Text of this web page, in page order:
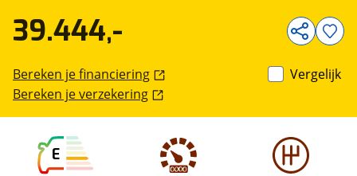
E
39.444,-
Bereken je financiering
Bereken je verzekering
Vergelijk